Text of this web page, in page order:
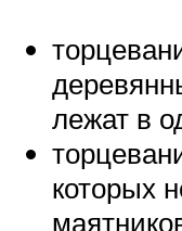
лежат в
которых